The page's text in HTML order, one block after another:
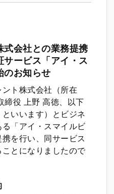
式会社との業務提携
ービス「アイ・ス
のお知らせ
ト株式会社（所在
締役 上野 高徳、以下
といいます）とビジネ
「アイ・スマイルビ
を行い、同サービス
とになりましたので